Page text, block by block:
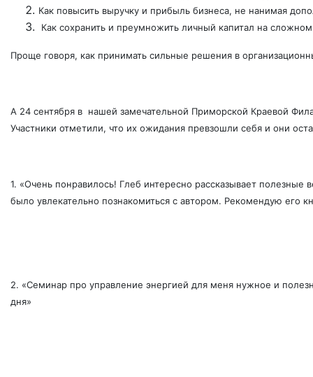
Как повысить выручку и прибыль бизнеса, не нанимая
Как сохранить и преумножить личный капитал на
Проще говоря, как принимать сильные решения в
А 24 сентября в нашей замечательной Приморской Краевой
Участники отметили, что их ожидания превзошли себя и они
1. «Очень понравилось! Глеб интересно рассказывает
было увлекательно познакомиться с автором. Рекомендую его
2. «Семинар про управление энергией для меня нужное и
дня»